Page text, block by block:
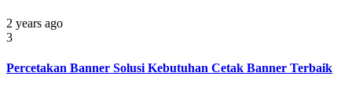
2 years ago
3
Percetakan Banner Solusi Kebutuhan Cetak Banner Terbaik